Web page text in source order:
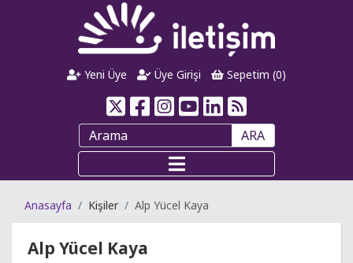
Yeni Üye Üye Girişi Sepetim (0)
ARA
Anasayfa Kişiler Alp Yücel Kaya
Alp Yücel Kaya